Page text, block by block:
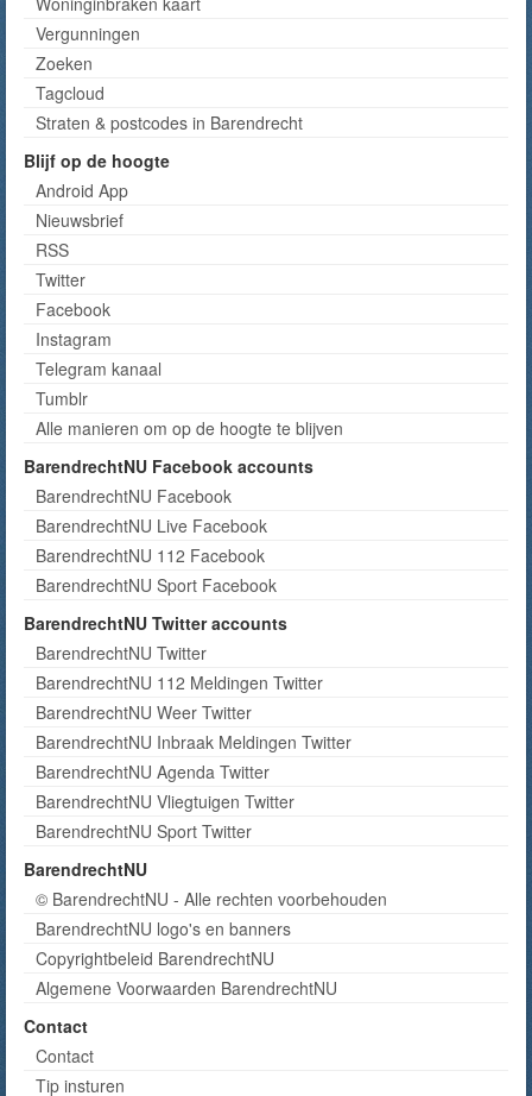
Vergunningen
Zoeken
Tagcloud
Straten & postcodes in Barendrecht
Blijf op de hoogte
Android App
Nieuwsbrief
RSS
Twitter
Facebook
Instagram
Telegram kanaal
Tumblr
Alle manieren om op de hoogte te blijven
BarendrechtNU Facebook accounts
BarendrechtNU Facebook
BarendrechtNU Live Facebook
BarendrechtNU 112 Facebook
BarendrechtNU Sport Facebook
BarendrechtNU Twitter accounts
BarendrechtNU Twitter
BarendrechtNU 112 Meldingen Twitter
BarendrechtNU Weer Twitter
BarendrechtNU Inbraak Meldingen Twitter
BarendrechtNU Agenda Twitter
BarendrechtNU Vliegtuigen Twitter
BarendrechtNU Sport Twitter
BarendrechtNU
© BarendrechtNU - Alle rechten voorbehouden
BarendrechtNU logo's en banners
Copyrightbeleid BarendrechtNU
Algemene Voorwaarden BarendrechtNU
Contact
Contact
Tip insturen